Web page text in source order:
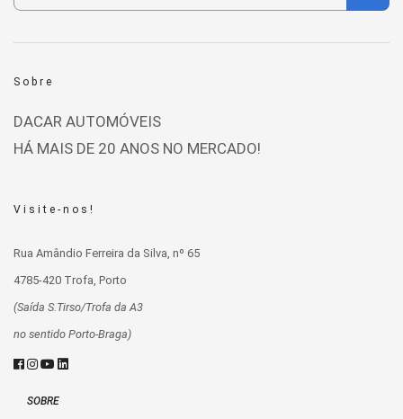
Sobre
DACAR AUTOMÓVEIS
HÁ MAIS DE 20 ANOS NO MERCADO!
Visite-nos!
Rua Amândio Ferreira da Silva, nº 65
4785-420 Trofa, Porto
(Saída S.Tirso/Trofa da A3
no sentido Porto-Braga)
SOBRE